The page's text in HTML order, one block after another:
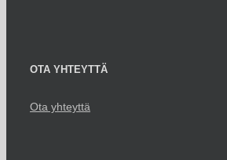
OTA YHTEYTTÄ
Ota yhteyttä